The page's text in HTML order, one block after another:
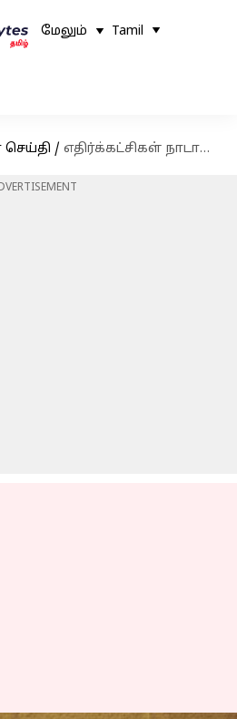
மேலும் Tamil
செய்தி / எதிர்க்கட்சிகள் நாடாளுமன்ற திறப்பு விழாவில் கலந்து கொள்ள வேண்டும்: நிர்மலா சீதாராமன் வேண்டுகோள்